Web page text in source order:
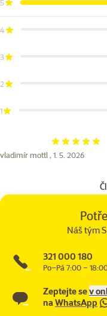
5
4
3
2
1
Hodnocení 100%
vladimír mottl , 1. 5. 2026
Náš tým
321 000 180
Po–Pá 7:00 –
Zeptejte sev
naWhatsApp